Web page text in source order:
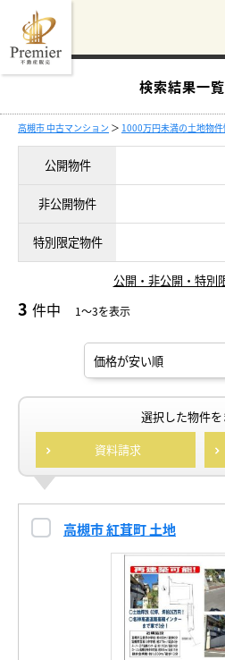
検索結果一覧
高槻市 中古マンション ＞ 1000万円未満の土地物
公開物件
非公開物件
特別限定物件
公開・非公開・特別
3 件中 1～3を表示
選択した物件
資料請求
高槻市 紅茸町 土地